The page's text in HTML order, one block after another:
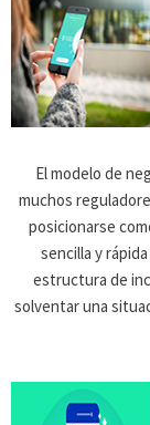
El modelo de
muchos
posicionarse
sencilla y
estructura de
solventar una